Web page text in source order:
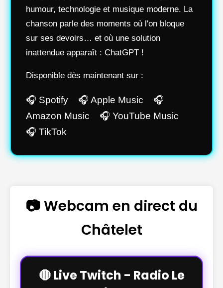
humour, technologie et musique moderne. La
chanson parle des moments où l'on bloque
sur ses devoirs… et où une solution
inattendue apparaît : ChatGPT !
Disponible dès maintenant sur :
🎧 Spotify 🎧 Apple Music 🎧
Amazon Music 🎧 YouTube Music
🎧 TikTok
📷 Webcam en direct du
Châtelet
🔴 Live Twitch - Radio Le